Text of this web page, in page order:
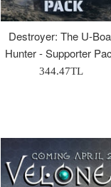
Destroyer: The U-
Hunter - Supporter
Normal
344.47TL